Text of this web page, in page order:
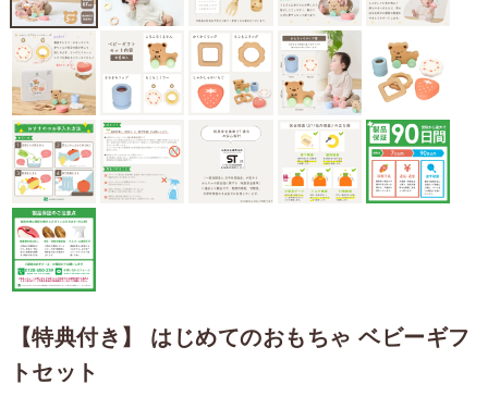
【特典付き】 はじめてのおもちゃ ベビーギフ
トセット